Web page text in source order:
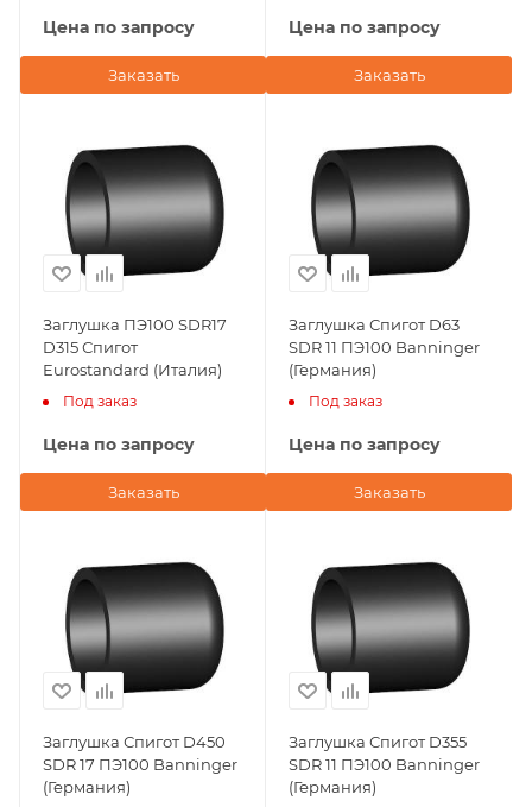
Цена по запросу
Заказать
Цена по запросу
Заказать
Заглушка ПЭ100 SDR17
D315 Спигот
Eurostandard (Италия)
Под заказ
Цена по запросу
Заказать
Заглушка Спигот D63
SDR 11 ПЭ100 Banninger
(Германия)
Под заказ
Цена по запросу
Заказать
Заглушка Спигот D450
SDR 17 ПЭ100 Banninger
(Германия)
Заглушка Спигот D355
SDR 11 ПЭ100 Banninger
(Германия)